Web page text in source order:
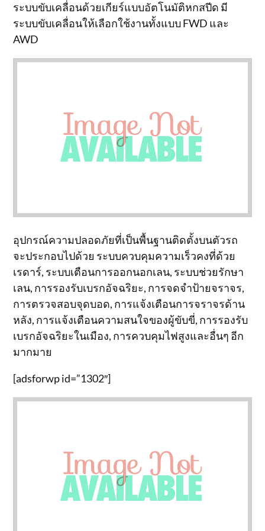
ระบบขับเคลื่อนด้วยเกียร์แบบอัตโนมัติหกสปีด มี
ระบบขับเคลื่อนให้เลือกใช้งานทั้งแบบ FWD และ
AWD
อุปกรณ์ความปลอดภัยที่เป็นพื้นฐานติดตั้งบนตัวรถ
จะประกอบไปด้วย ระบบควบคุมความเร็วคงที่ด้วย
เรดาร์, ระบบเตือนการออกนอกเลน, ระบบช่วยรักษา
เลน, การรองรับเบรกอัจฉริยะ, การจดจำป้ายจราจร,
การตรวจสอบจุดบอด, การแจ้งเตือนการจราจรด้าน
หลัง, การแจ้งเตือนความสนใจของผู้ขับขี่, การรองรับ
เบรกอัจฉริยะในเมือง, การควบคุมไฟสูงและอื่นๆ อีก
มากมาย
[adsforwp id=”1302″]